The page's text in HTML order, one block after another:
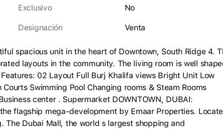
Exclusivo No
Designación venta
spacious unit in the heart of Downtown, South Ridge 4.
layouts in the community. The living room is well
02 Layout Full Burj Khalifa views Bright Unit Low
Swimming Pool Changing rooms & Steam Rooms
center . Supermarket DOWNTOWN, DUBAI:
flagship mega-development by Emaar Properties.
Dubai Mall, the world s largest shopping and